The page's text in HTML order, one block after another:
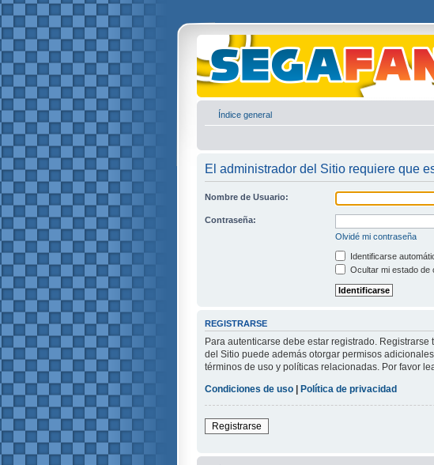
Índice general
El administrador del Sitio requiere que
Nombre de Usuario:
Contraseña:
Olvidé mi contraseña
Identificarse
Ocultar mi estado de
REGISTRARSE
Para autenticarse debe estar registrado.
del Sitio puede además otorgar permisos
términos de uso y políticas relacionadas. Por favor
Condiciones de uso
Política de privacidad
Registrarse